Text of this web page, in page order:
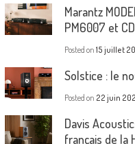
Marantz
PM6007 et
Posted on 15 juillet
Solstice : le
Posted on 22 juin
Davis
français de la